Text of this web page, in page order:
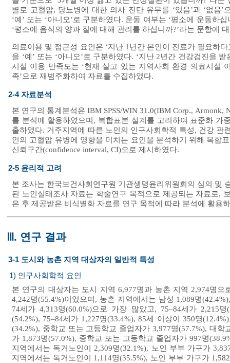
별로 고혈압, 당뇨병에 대한 의사 진단 유무를 ‘있음’과 ‘없음
‘예’ 또는 ‘아니오’로 구분하였다. 운동 여부는 ‘평소에 운동하
‘평소에 음식의 양과 질에 대해 관리를 하십니까?’라는 문항에
의료이용 및 접근성 요인은 ‘지난 1년간 본인이 진료가 필요하
을 ‘예’ 또는 ‘아니오’로 구분하였다. ‘지난 2년간 건강검진을
시설 이용 만족도는 ‘현재 살고 있는 지역사회 환경 의료시설
족’으로 재범주화하여 자료를 수집하였다.
2-4 자료분석
본 연구의 통계분석은 IBM SPSS/WIN 31.0(IBM Corp.,
를 분석에 활용하였으며, 복합표본 설계를 고려하여 표준화 가
출하였다. 거주지역에 따른 노인의 인구사회학적 특성, 건강
인의 고혈압 유병에 영향을 미치는 요인을 분석하기 위해 복합
신뢰구간(confidence interval, CI)으로 제시하였다.
2-5 윤리적 고려
본 조사는 한국보건사회연구원 기관생명윤리위원회의 심의 및
된 노인실태조사 자료는 학술연구 목적으로 제공되는 자료로,
은 후 제공받은 비식별화 자료를 연구 목적에 따라 분석에 활용
Ⅲ. 연구 결과
3-1 도시와 농촌 지역 대상자의 일반적 특성
1) 인구사회학적 요인
본 연구의 대상자는 도시 지역 6,977명과 농촌 지역 2,974명
4,242명(55.4%)이었으며, 농촌 지역에서는 남성 1,089명
74세가 4,313명(60.0%)으로 가장 많았고, 75–84세가 2,215
(54.2%), 75–84세가 1,227명(33.4%), 85세 이상이 350명
(34.2%), 중학교 또는 고등학교 졸업자가 3,977명(57.7%), 대
가 1,873명(57.0%), 중학교 또는 고등학교 졸업자가 997명
지역에서는 독거노인이 2,309명(32.1%), 노인 부부 가구가
지역에서는 독거노인이 1,114명(35.5%), 노인 부부 가구가